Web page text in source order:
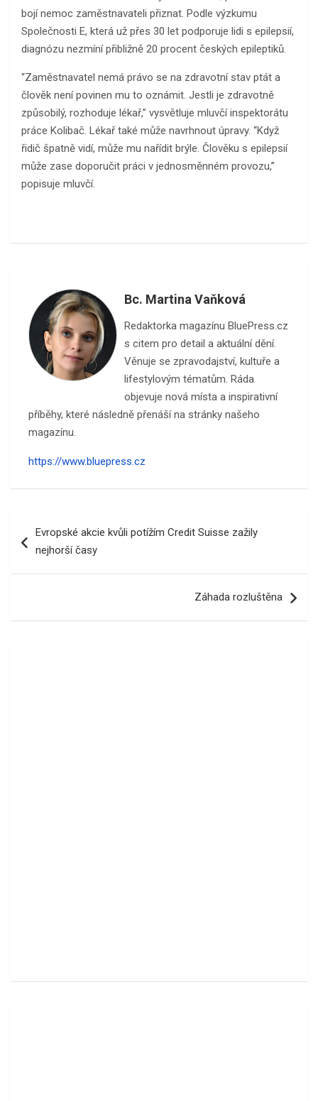
bojí nemoc zaměstnavateli přiznat. Podle výzkumu
Společnosti E, která už přes 30 let podporuje lidi s epilepsií,
diagnózu nezmíní přibližně 20 procent českých epileptiků.
“Zaměstnavatel nemá právo se na zdravotní stav ptát a
člověk není povinen mu to oznámit. Jestli je zdravotně
způsobilý, rozhoduje lékař,” vysvětluje mluvčí inspektorátu
práce Kolibač. Lékař také může navrhnout úpravy. “Když
řidič špatně vidí, může mu nařídit brýle. Člověku s epilepsií
může zase doporučit práci v jednosměnném provozu,”
popisuje mluvčí.
Bc. Martina Vaňková
Redaktorka magazínu BluePress.cz
s citem pro detail a aktuální dění.
Věnuje se zpravodajství, kultuře a
lifestylovým tématům. Ráda
objevuje nová místa a inspirativní
příběhy, které následně přenáší na stránky našeho
magazínu.
https://www.bluepress.cz
proEvropské akcie kvůli potížím Credit Suisse zažily
nejhorší časy
Záhada rozluštěna